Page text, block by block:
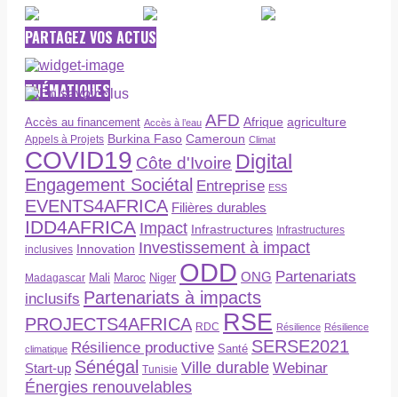
PARTAGEZ VOS ACTUS
THÉMATIQUES
Accès au financement Accès à l’eau AFD Afrique agriculture
Appels à Projets Burkina Faso Cameroun Climat
COVID19 Côte d'Ivoire Digital
Engagement Sociétal Entreprise ESS
EVENTS4AFRICA Filières durables
IDD4AFRICA Impact Infrastructures Infrastructures
inclusives Innovation Investissement à impact
Madagascar Mali Maroc Niger ODD ONG Partenariats
inclusifs Partenariats à impacts
PROJECTS4AFRICA RDC RSE Résilience Résilience
climatique Résilience productive Santé SERSE2021
Start-up Sénégal Tunisie Ville durable Webinar
Énergies renouvelables